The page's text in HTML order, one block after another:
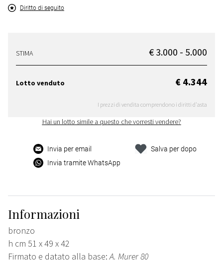
Diritto di seguito
STIMA € 3.000 - 5.000
Lotto venduto € 4.344
I prezzi di vendita comprendono i diritti d'asta
Hai un lotto simile a questo che vorresti vendere?
Invia per email
Invia tramite WhatsApp
Salva per dopo
Informazioni
bronzo
h cm 51 x 49 x 42
Firmato e datato alla base:A. Murer 80